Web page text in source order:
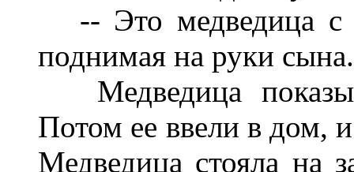
-- Это медведица с
поднимая на руки сына.
Медведица
Потом ее ввели в дом,
Медведица стояла на